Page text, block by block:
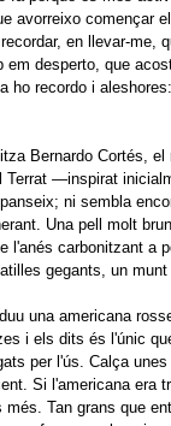
avorreixo començar
en llevar-me,
em desperto, que
ho recordo i
Bernardo Cortés,
Terrat —inspirat
ni sembla
Una pell molt
l'anés carbonitzant a
gegants, un
una americana
i els dits és l'únic
per l'ús. Calça
Si l'americana era
Tan grans que